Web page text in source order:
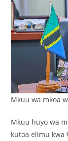
Mkuu wa mkoa
Mkuu huyo wa
kutoa elimu kwa